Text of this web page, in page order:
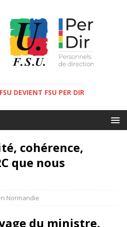
DEVIENT FSU PER DIR
cohérence,
que nous
Normandie
du ministre,